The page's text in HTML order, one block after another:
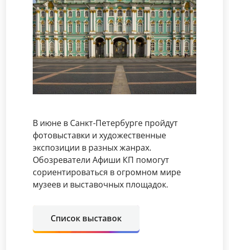
В июне в Санкт-Петербурге пройдут
фотовыставки и художественные
экспозиции в разных жанрах.
Обозреватели Афиши КП помогут
сориентироваться в огромном мире
музеев и выставочных площадок.
Список выставок